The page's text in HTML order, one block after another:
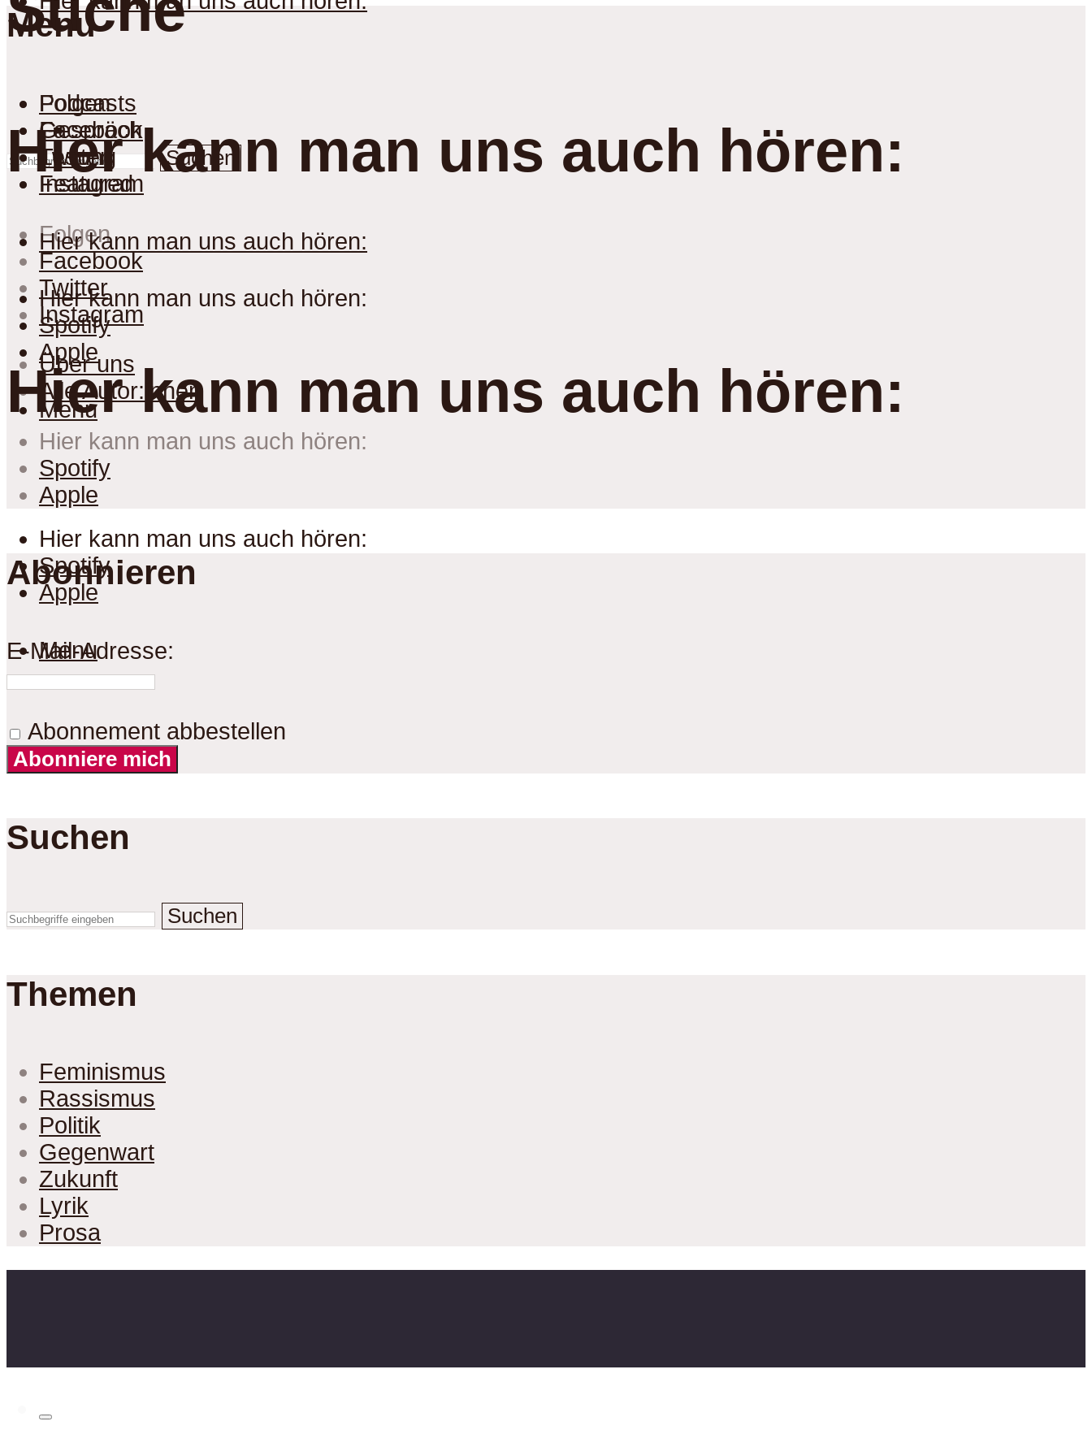
Suchen
Hier kann man uns auch hören:
Hier kann man uns auch hören:
Spotify
Apple
Menu
Folgen
Facebook
Twitter
Instagram
Hier kann man uns auch hören:
Hier kann man uns auch hören:
Hier kann man uns auch hören:
Spotify
Apple
Menu
Menu
Podcasts
Gespräch
Lesung
Featured
Folgen
Facebook
Twitter
Instagram
Über uns
Alle Autor:innen
Hier kann man uns auch hören:
Spotify
Apple
Abonnieren
E-Mail-Adresse:
Abonnement abbestellen
Abonniere mich
Suchen
Suchen
Themen
Feminismus
Rassismus
Politik
Gegenwart
Zukunft
Lyrik
Prosa